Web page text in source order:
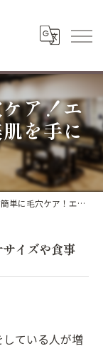
ア！エ
を手に
エクササイズや食事で美肌を手に入れよう！
イズや食事
ている人が増